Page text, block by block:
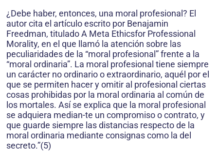
¿Debe haber, entonces, una moral profesional? El
autor cita el artículo escrito por Benajamin
Freedman, titulado A Meta Ethicsfor Professional
Morality, en el que llamó la atención sobre las
peculiaridades de la “moral profesional” frente a la
“moral ordinaria”. La moral profesional tiene siempre
un carácter no ordinario o extraordinario, aquél por el
que se permiten hacer y omitir al profesional ciertas
cosas prohibidas por la moral ordinaria al común de
los mortales. Así se explica que la moral profesional
se adquiera median-te un compromiso o contrato, y
que guarde siempre las distancias respecto de la
moral ordinaria mediante consignas como la del
secreto.”(5)